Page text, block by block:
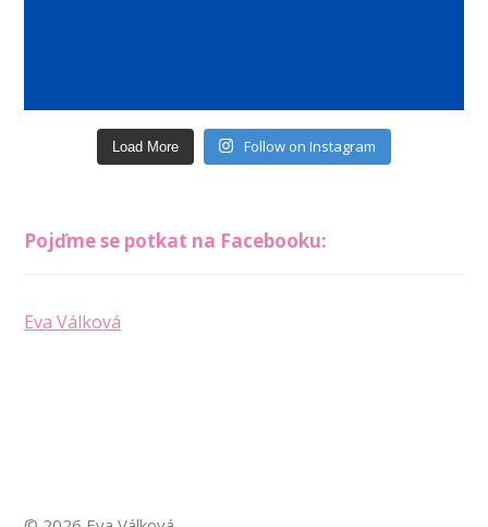
Load More Follow on Instagram
Pojďme se potkat na Facebooku:
Eva Válková